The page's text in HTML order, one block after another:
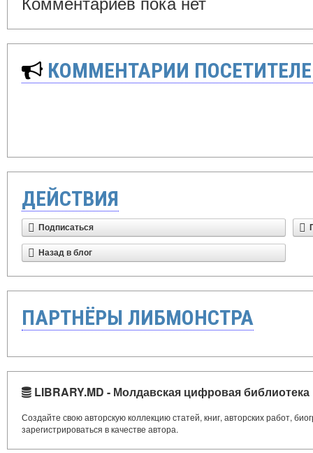
КОММЕНТАРИИ
ДЕЙСТВИЯ
Подписаться
Назад в блог
ПАРТНЁРЫ ЛИБМОНСТРА
LIBRARY.MD - Молдавская цифровая библиотека
Создайте свою авторскую коллекцию статей, книг, авторских работ,
зарегистрироваться в качестве автора.